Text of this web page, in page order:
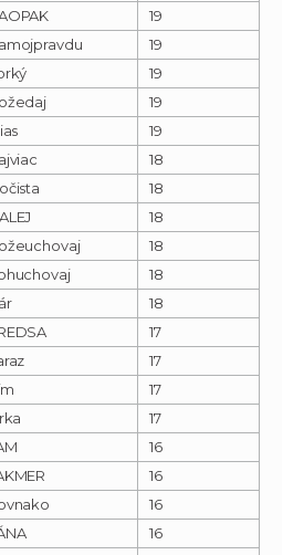
19
19
19
19
19
18
18
18
18
18
18
17
17
17
17
16
16
16
16